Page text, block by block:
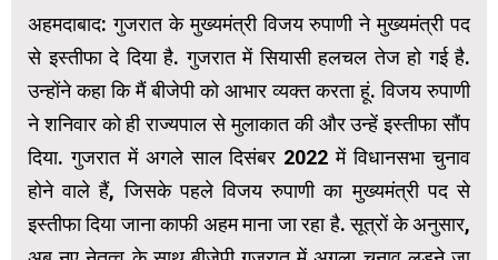
अहमदाबाद: गुजरात के मुख्यमंत्री विजय रुपाणी ने मुख्यमंत्री पद
से इस्तीफा दे दिया है. गुजरात में सियासी हलचल तेज हो गई है.
उन्होंने कहा कि मैं बीजेपी को आभार व्यक्त करता हूं. विजय रुपाणी
ने शनिवार को ही राज्यपाल से मुलाकात की और उन्हें इस्तीफा सौंप
दिया. गुजरात में अगले साल दिसंबर 2022 में विधानसभा चुनाव
होने वाले हैं, जिसके पहले विजय रुपाणी का मुख्यमंत्री पद से
इस्तीफा दिया जाना काफी अहम माना जा रहा है. सूत्रों के अनुसार,